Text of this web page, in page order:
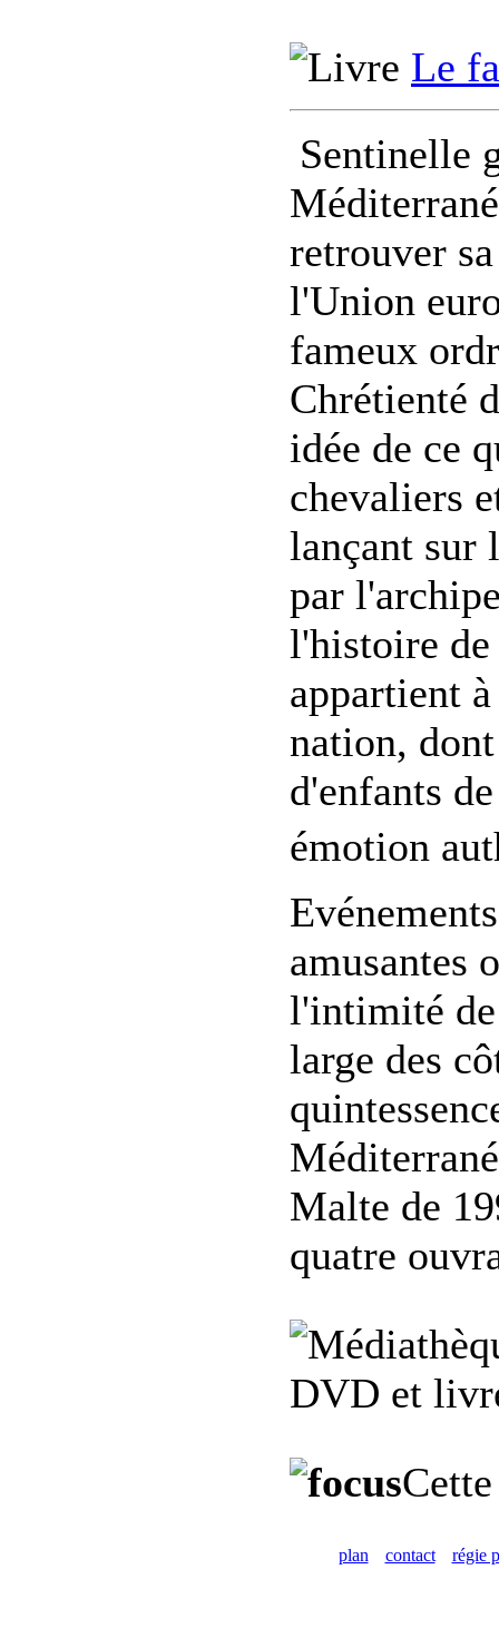
Le
Sentinelle
retrouver
l'Union
fameux
Chrétienté
idée de ce
chevaliers
lançant sur
par
l'histoire
appartient
nation,
d'enfants
émotion
amusantes
l'intimité de
large des
Malte de
quatre
DVD et
plan contact régie